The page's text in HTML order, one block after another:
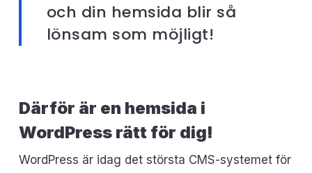
och din hemsida blir så
lönsam som möjligt!
Därför är en hemsida i
WordPress rätt för dig!
WordPress är idag det största CMS-systemet för